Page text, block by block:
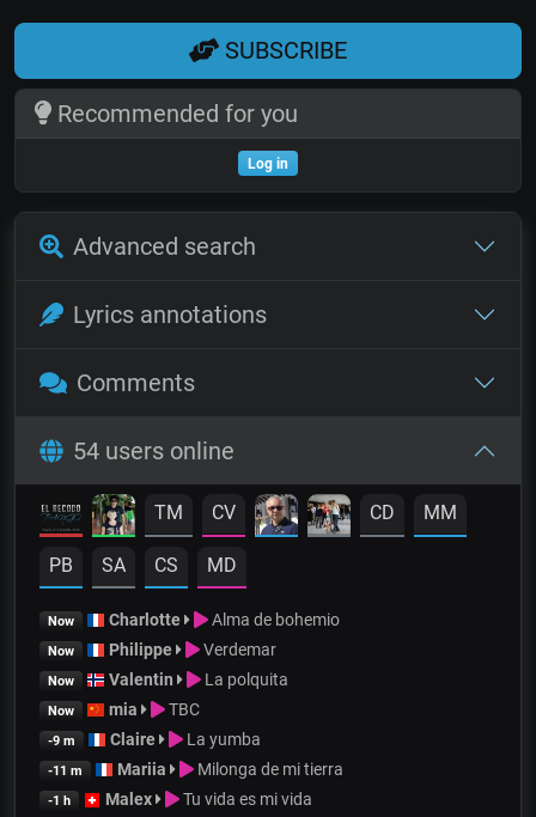
SUBSCRIBE
Recommended for you
Log in
Advanced search
Lyrics annotations
Comments
54 users online
TM CV CD MM
PB SA CS MD
Now Charlotte Alma de bohemio
Now Philippe Verdemar
Now Valentin La polquita
Now mia TBC
-9 m Claire La yumba
-11 m Mariia Milonga de mi tierra
-1 h Malex Tu vida es mi vida